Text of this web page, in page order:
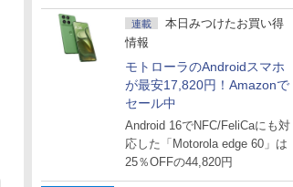
試してみた
連載
本日みつけたお買い得
情報
モトローラのAndroidスマホ
が最安17,820円！Amazonで
セール中
Android 16でNFC/FeliCaにも対
応した「Motorola edge 60」は
25％OFFの44,820円